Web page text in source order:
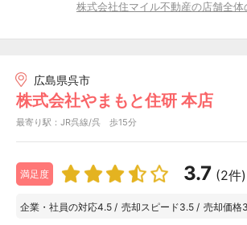
株式会社住マイル不動産の店舗全
広島県呉市
株式会社やまもと住研 本店
最寄り駅：JR呉線/呉 歩15分
満足度 3.7 (2件)
企業・社員の対応4.5 / 売却スピード3.5 / 売却価格